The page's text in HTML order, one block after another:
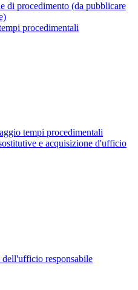
di procedimento (da pubblicare
procedimentali
tempi procedimentali
e acquisizione d'ufficio
dell'ufficio responsabile